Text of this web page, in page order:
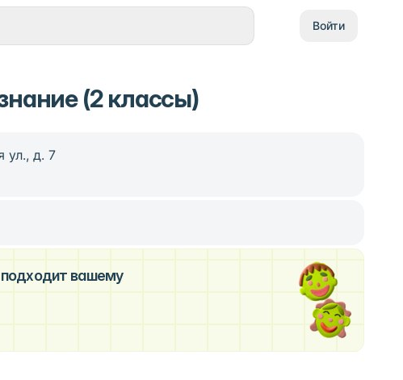
Войти
(2 классы)
ул., д. 7
подходит вашему